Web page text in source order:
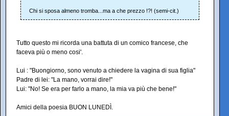
Chi si sposa almeno tromba...ma a che prezzo !?! (semi-cit.)
Tutto questo mi ricorda una battuta di un comico francese, che
faceva più o meno cosi'.
Lui : "Buongiorno, sono venuto a chiedere la vagina di sua figlia"
Padre di lei: "La mano, vorrai dire!"
Lui: "No! Se era per farlo a mano, la mia va più che bene!"
Amici della poesia BUON LUNEDÌ.